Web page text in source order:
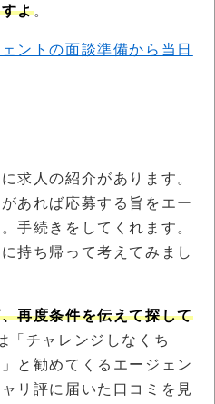
よ。
ントの面談準備から当日
求人の紹介があります。
あれば応募する旨をエー
手続きをしてくれます。
持ち帰って考えてみまし
再度条件を伝えて探して
「チャレンジしなくち
と勧めてくるエージェン
リ評に届いた口コミを見